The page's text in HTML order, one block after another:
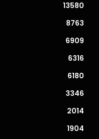
13580
8763
6909
6316
6180
3346
2014
1904